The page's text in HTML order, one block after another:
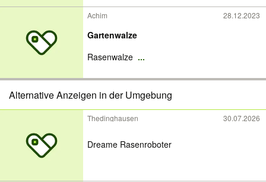
Achim 28.12.2023
Gartenwalze
Rasenwalze ...
Alternative Anzeigen in der Umgebung
Thedinghausen 30.07.2026
Dreame Rasenroboter